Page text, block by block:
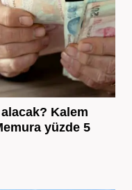
Kalem
yüzde 5